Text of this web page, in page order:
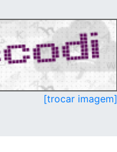
[trocar imagem]